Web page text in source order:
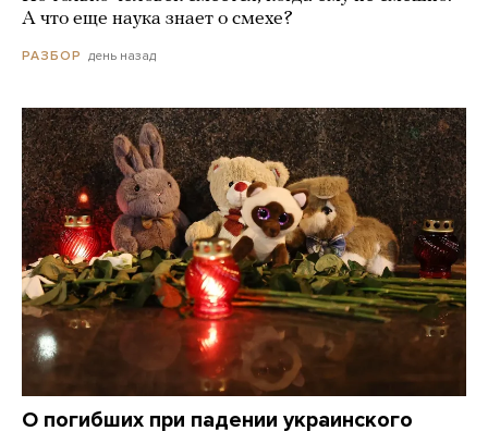
А что еще наука знает о смехе?
РАЗБОР день назад
О погибших при падении украинского